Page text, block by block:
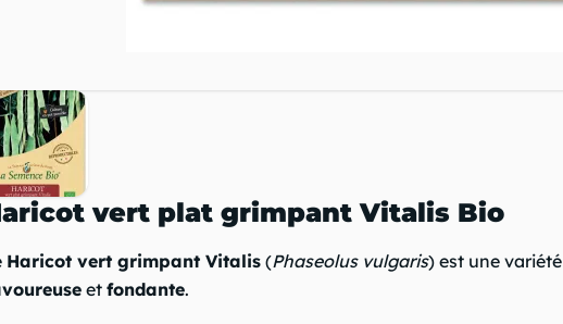
vert plat grimpant Vitalis Bio
Haricot vert grimpant Vitalis (Phaseolus vulgaris) est une variété
et fondante.